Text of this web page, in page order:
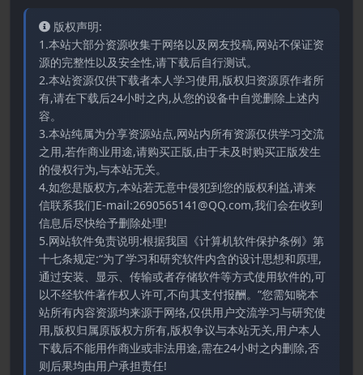
版权声明:
1.本站大部分资源收集于网络以及网友投稿,网站不保证资
源的完整性以及安全性,请下载后自行测试。
2.本站资源仅供下载者本人学习使用,版权归资源原作者所
有,请在下载后24小时之内,从您的设备中自觉删除上述内
容。
3.本站纯属为分享资源站点,网站内所有资源仅供学习交流
之用,若作商业用途,请购买正版,由于未及时购买正版发生
的侵权行为,与本站无关。
4.如您是版权方,本站若无意中侵犯到您的版权利益,请来
信联系我们E-mail:2690565141@QQ.com,我们会在收到
信息后尽快给予删除处理!
5.网站软件免责说明:根据我国《计算机软件保护条例》第
十七条规定:“为了学习和研究软件内含的设计思想和原理,
通过安装、显示、传输或者存储软件等方式使用软件的,可
以不经软件著作权人许可,不向其支付报酬。”您需知晓本
站所有内容资源均来源于网络,仅供用户交流学习与研究使
用,版权归属原版权方所有,版权争议与本站无关,用户本人
下载后不能用作商业或非法用途,需在24小时之内删除,否
则后果均由用户承担责任!